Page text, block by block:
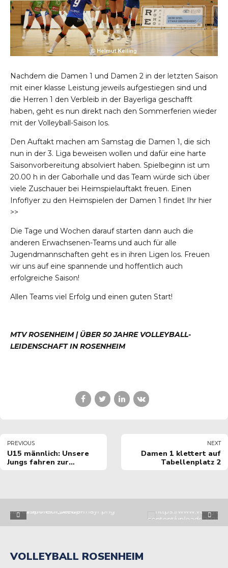
Nachdem die Damen 1 und Damen 2 in der letzten Saison
mit einer klasse Leistung jeweils aufgestiegen sind und
die Herren 1 den Verbleib in der Bayerliga geschafft
haben, geht es nun direkt nach den Sommerferien wieder
mit der Volleyball-Saison los.
Den Auftakt machen am Samstag die Damen 1, die sich
nun in der 3. Liga beweisen wollen und dafür eine harte
Saisonvorbereitung absolviert haben. Spielbeginn ist um
20.00 h in der Gaborhalle und das Team würde sich über
viele Zuschauer bei Heimspielauftakt freuen. Einen
Infoflyer zu den Heimspielen der Damen 1 findet Ihr hier
>>
Die Tage und Wochen darauf starten dann auch die
anderen Erwachsenen-Teams und auch für alle
Jugendmannschaften geht es in ihren Ligen los. Freuen
wir uns auf eine spannende und hoffentlich auch
erfolgreiche Saison!
Allen Teams viel Erfolg und einen guten Start!
MTV ROSENHEIM | ÜBER 50 JAHRE VOLLEYBALL-
LEIDENSCHAFT IN ROSENHEIM
PREVIOUS
U15 männlich: Unsere
Jungs fahren zur
NEXT
Damen 1 klettert auf
Tabellenplatz 2
VOLLEYBALL ROSENHEIM